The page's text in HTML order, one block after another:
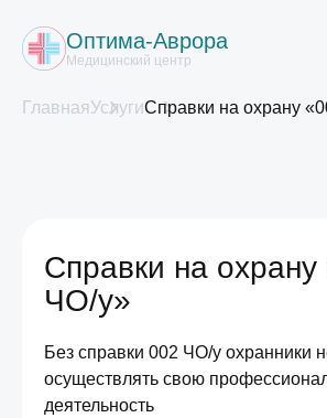
Оптима-Аврора
Медицинский центр
ГлавнаяУслугиСправки на охрану
Справки на охрану
ЧО/у»
Без справки 002 ЧО/у охранники
осуществлять свою
деятельность